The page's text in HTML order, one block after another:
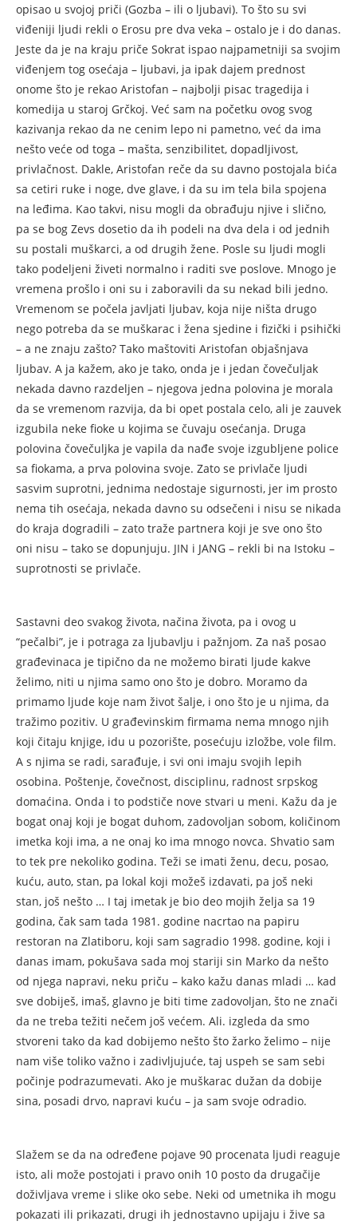
opisao u svojoj priči (Gozba – ili o ljubavi). To što su svi
viđeniji ljudi rekli o Erosu pre dva veka – ostalo je i do danas.
Jeste da je na kraju priče Sokrat ispao najpametniji sa svojim
viđenjem tog osećaja – ljubavi, ja ipak dajem prednost
onome što je rekao Aristofan – najbolji pisac tragedija i
komedija u staroj Grčkoj. Već sam na početku ovog svog
kazivanja rekao da ne cenim lepo ni pametno, već da ima
nešto veće od toga – mašta, senzibilitet, dopadljivost,
privlačnost. Dakle, Aristofan reče da su davno postojala bića
sa cetiri ruke i noge, dve glave, i da su im tela bila spojena
na leđima. Kao takvi, nisu mogli da obrađuju njive i slično,
pa se bog Zevs dosetio da ih podeli na dva dela i od jednih
su postali muškarci, a od drugih žene. Posle su ljudi mogli
tako podeljeni živeti normalno i raditi sve poslove. Mnogo je
vremena prošlo i oni su i zaboravili da su nekad bili jedno.
Vremenom se počela javljati ljubav, koja nije ništa drugo
nego potreba da se muškarac i žena sjedine i fizički i psihički
– a ne znaju zašto? Tako maštoviti Aristofan objašnjava
ljubav. A ja kažem, ako je tako, onda je i jedan čovečuljak
nekada davno razdeljen – njegova jedna polovina je morala
da se vremenom razvija, da bi opet postala celo, ali je zauvek
izgubila neke fioke u kojima se čuvaju osećanja. Druga
polovina čovečuljka je vapila da nađe svoje izgubljene police
sa fiokama, a prva polovina svoje. Zato se privlače ljudi
sasvim suprotni, jednima nedostaje sigurnosti, jer im prosto
nema tih osećaja, nekada davno su odsečeni i nisu se nikada
do kraja dogradili – zato traže partnera koji je sve ono što
oni nisu – tako se dopunjuju. JIN i JANG – rekli bi na Istoku –
suprotnosti se privlače.
Sastavni deo svakog života, načina života, pa i ovog u
“pečalbi”, je i potraga za ljubavlju i pažnjom. Za naš posao
građevinaca je tipično da ne možemo birati ljude kakve
želimo, niti u njima samo ono što je dobro. Moramo da
primamo ljude koje nam život šalje, i ono što je u njima, da
tražimo pozitiv. U građevinskim firmama nema mnogo njih
koji čitaju knjige, idu u pozorište, posećuju izložbe, vole film.
A s njima se radi, sarađuje, i svi oni imaju svojih lepih
osobina. Poštenje, čovečnost, disciplinu, radnost srpskog
domaćina. Onda i to podstiče nove stvari u meni. Kažu da je
bogat onaj koji je bogat duhom, zadovoljan sobom, količinom
imetka koji ima, a ne onaj ko ima mnogo novca. Shvatio sam
to tek pre nekoliko godina. Teži se imati ženu, decu, posao,
kuću, auto, stan, pa lokal koji možeš izdavati, pa još neki
stan, još nešto … I taj imetak je bio deo mojih želja sa 19
godina, čak sam tada 1981. godine nacrtao na papiru
restoran na Zlatiboru, koji sam sagradio 1998. godine, koji i
danas imam, pokušava sada moj stariji sin Marko da nešto
od njega napravi, neku priču – kako kažu danas mladi … kad
sve dobiješ, imaš, glavno je biti time zadovoljan, što ne znači
da ne treba težiti nečem još većem. Ali. izgleda da smo
stvoreni tako da kad dobijemo nešto što žarko želimo – nije
nam više toliko važno i zadivljujuće, taj uspeh se sam sebi
počinje podrazumevati. Ako je muškarac dužan da dobije
sina, posadi drvo, napravi kuću – ja sam svoje odradio.
Slažem se da na određene pojave 90 procenata ljudi reaguje
isto, ali može postojati i pravo onih 10 posto da drugačije
doživljava vreme i slike oko sebe. Neki od umetnika ih mogu
pokazati ili prikazati, drugi ih jednostavno upijaju i žive sa